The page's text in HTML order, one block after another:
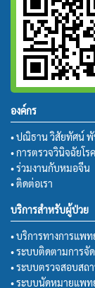
องค์กร
• ปณิธาน วิสัยทัศน์
• การตรวจวินิจฉัยโ
• ร่วมงานกับหมอจีน
• ติดต่อเรา
บริการสำหรับผู้ป่วย
• บริการทางการแพ
• ระบบติดตามการจั
• ระบบตรวจสอบสถ
• ระบบนัดหมายแพ